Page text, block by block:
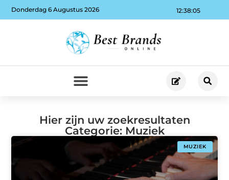
12:38:05
Donderdag 6 Augustus 2026
Hier zijn uw zoekresultaten
Categorie: Muziek
MUZIEK